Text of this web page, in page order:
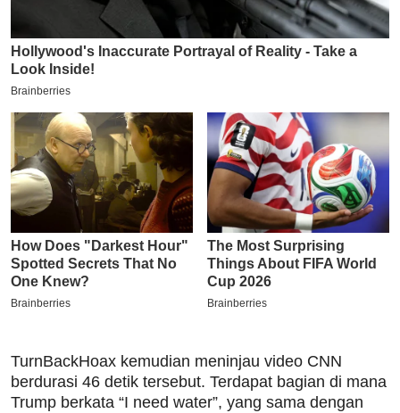
TurnBackHoax kemudian meninjau video CNN
berdurasi 46 detik tersebut. Terdapat bagian di mana
Trump berkata “I need water”, yang sama dengan